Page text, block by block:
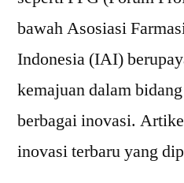
bawah Asosiasi
Indonesia (IAI)
kemajuan dalam
berbagai inovasi.
inovasi terbaru yang